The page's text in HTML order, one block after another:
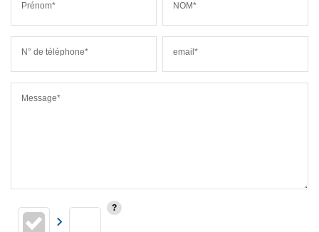
Prénom* NOM*
N° de téléphone* email*
Message*